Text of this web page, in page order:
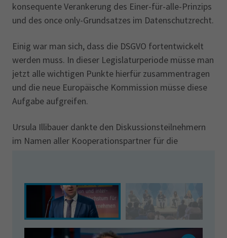
konsequente Verankerung des Einer-für-alle-Prinzips
und des once only-Grundsatzes im Datenschutzrecht.
Einig war man sich, dass die DSGVO fortentwickelt
werden muss. In dieser Legislaturperiode müsse man
jetzt alle wichtigen Punkte hierfür zusammentragen
und die neue Europäische Kommission müsse diese
Aufgabe aufgreifen.
Ursula Illibauer dankte den Diskussionsteilnehmern
im Namen aller Kooperationspartner für die